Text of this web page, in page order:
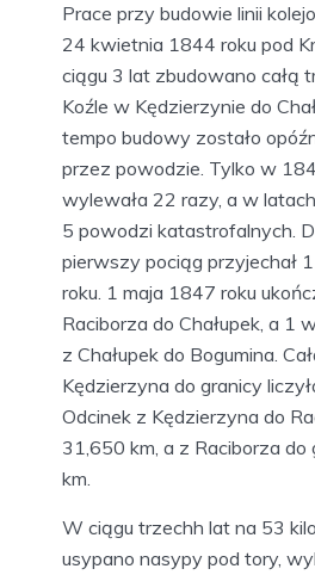
Prace przy budowie linii
24 kwietnia 1844 roku pod
ciągu 3 lat zbudowano całą
Koźle w Kędzierzynie do
tempo budowy zostało
przez powodzie. Tylko w
wylewała 22 razy, a w
5 powodzi katastrofalnych.
pierwszy pociąg przyjechał
roku. 1 maja 1847 roku
Raciborza do Chałupek, a 1
z Chałupek do Bogumina.
Kędzierzyna do granicy
Odcinek z Kędzierzyna do
31,650 km, a z Raciborza
km.
W ciągu trzechh lat na 53
usypano nasypy pod tory,